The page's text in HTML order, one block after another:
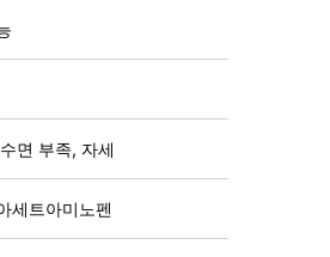
면 부족, 자세
세트아미노펜